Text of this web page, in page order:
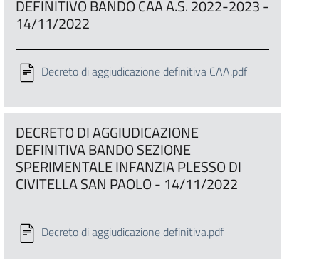
DEFINITIVO BANDO CAA A.S. 2022-2023 -
14/11/2022
Decreto di aggiudicazione definitiva CAA.pdf
DECRETO DI AGGIUDICAZIONE
DEFINITIVA BANDO SEZIONE
SPERIMENTALE INFANZIA PLESSO DI
CIVITELLA SAN PAOLO - 14/11/2022
Decreto di aggiudicazione definitiva.pdf